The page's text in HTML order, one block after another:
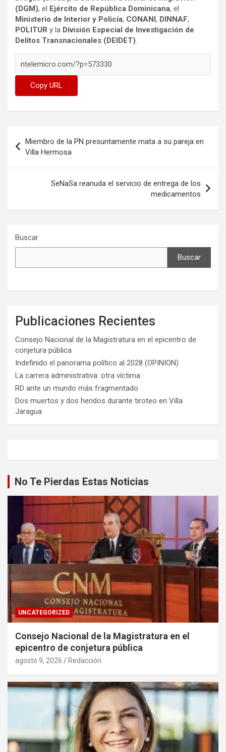
(DGM), el Ejército de República Dominicana, el
Ministerio de Interior y Policía, CONANI, DINNAF,
POLITUR y la División Especial de Investigación de
Delitos Transnacionales (DEIDET).
Copy URL
de
entradas
Miembro de la PN presuntamente mata a su pareja en
Villa Hermosa
SeNaSa reanuda el servicio de entrega de los
medicamentos
Buscar
Buscar
Publicaciones Recientes
Consejo Nacional de la Magistratura en el epicentro de
conjetura pública
Indefinido el panorama político al 2028 (OPINION)
La carrera administrativa: otra víctima
RD ante un mundo más fragmentado
Dos muertos y dos heridos durante tiroteo en Villa
Jaragua
No Te Pierdas Estas Noticias
UNCATEGORIZED
Consejo Nacional de la Magistratura en el
epicentro de conjetura pública
agosto 9, 2026 Redacción